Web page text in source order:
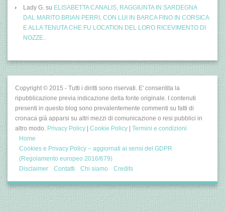
Lady G. su ELISABETTA CANALIS, RAGGIUNTA IN SARDEGNA
DAL MARITO BRIAN PERRI, CON LUI IN BARCA FINO IN CORSICA
E ALLA TENUTA CHE FU LOCATION DEL LORO RICEVIMENTO DI
NOZZE..
Copyright © 2015 - Tutti i diritti sono riservati. E' consentita la
ripubblicazione previa indicazione della fonte originale. I contenuti
presenti in questo blog sono prevalentemente commenti su fatti di
cronaca già apparsi su altri mezzi di comunicazione o resi pubblici in
altro modo. Privacy Policy Cookie Policy
Termini e condizioni
Home
Cookies e Privacy Policy – aggiornati ai sensi del GDPR
(Regolamento europeo 2016/679)
Disclaimer
Contatti Chi siamo Credits